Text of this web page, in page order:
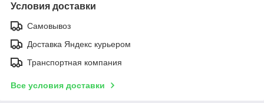
Условия доставки
Самовывоз
Доставка Яндекс курьером
Транспортная компания
Все условия доставки